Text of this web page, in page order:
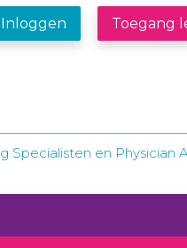
Inloggen Toegang
Specialisten en Physician